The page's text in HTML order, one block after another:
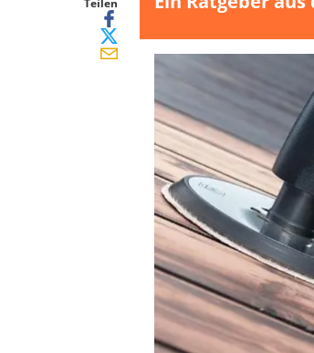
Stechbeitel
Metalldetektor (Kinder)
Geigerzähler
Akku-Schlagbohrschrauber
Schallpegelmessgerät
WIG-Schweißgerät
Kreuzlinienlaser (grün)
Teilen